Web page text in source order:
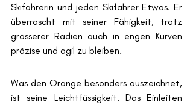
Skifahrerin und jeden Skifahrer Etwas. Er
überrascht mit seiner Fähigkeit, trotz
grösserer Radien auch in engen Kurven
präzise und agil zu bleiben.
Was den Orange besonders auszeichnet,
ist seine Leichtfüssigkeit. Das Einleiten